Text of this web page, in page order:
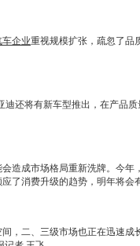
车企业重视规模扩张，疏忽了品
迪还将有新车型推出，在产品质
造成市场格局重新洗牌。今年，
了消费升级的趋势，明年将会
二、三级市场也正在迅速成